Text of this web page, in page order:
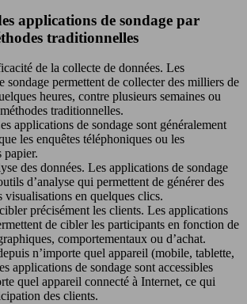
applications de sondage par
traditionnelles
de la collecte de données. Les
sondage permettent de collecter des milliers de
heures, contre plusieurs semaines ou
traditionnelles.
applications de sondage sont généralement
les enquêtes téléphoniques ou les
papier.
des données. Les applications de sondage
d’analyse qui permettent de générer des
visualisations en quelques clics.
précisément les clients. Les applications
de cibler les participants en fonction de
comportementaux ou d’achat.
n’importe quel appareil (mobile, tablette,
applications de sondage sont accessibles
quel appareil connecté à Internet, ce qui
des clients.